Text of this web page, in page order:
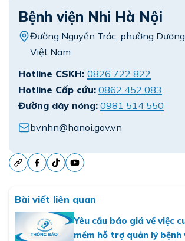
Bệnh viện Nhi Hà Nội
Đường Nguyễn Trác, phường
Việt Nam
Hotline CSKH: 0826 722 822
Hotline Cấp cứu: 0862 452 083
Đường dây nóng: 0981 514 550
bvnhn@hanoi.gov.vn
Bài viết liên quan
Yêu cầu báo giá về việc
mềm hỗ trợ quản lý bệnh